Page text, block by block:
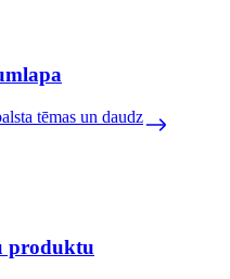
tēmas un daudz
produktu